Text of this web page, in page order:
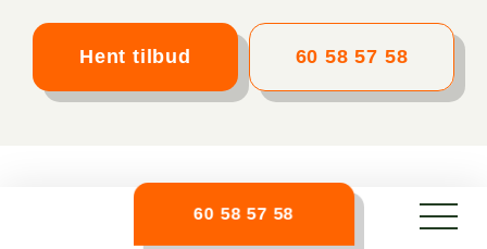
60 58 57 58
Hent tilbud 60 58 57 58
Før/efter